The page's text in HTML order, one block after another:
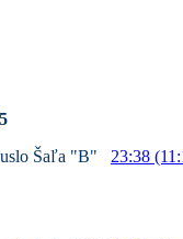
Šaľa "B" 23:38